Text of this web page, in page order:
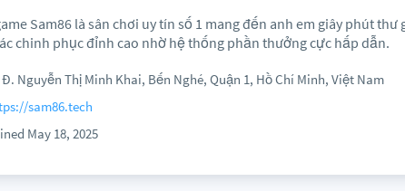
Sam86 là sân chơi uy tín số 1 mang đến anh em giây phút
chinh phục đỉnh cao nhờ hệ thống phần thưởng cực hấp dẫn.
Đ. Nguyễn Thị Minh Khai, Bến Nghé, Quận 1, Hồ Chí Minh, Việt Nam
sam86.tech
May 18, 2025